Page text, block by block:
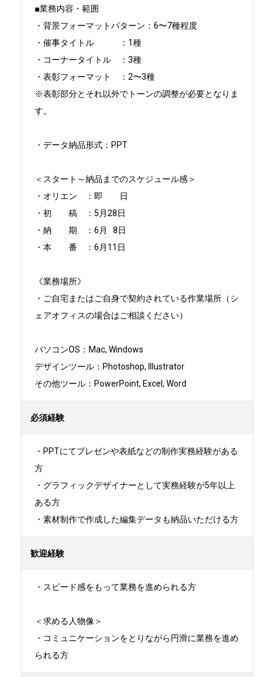
■業務内容・範囲
・背景フォーマットパターン：6〜7種程度
・催事タイトル　　　：1種
・コーナータイトル　：3種
・表彰フォーマット　：2〜3種
※表彰部分とそれ以外でトーンの調整が必要となりま
す。
・データ納品形式：PPT
＜スタート～納品までのスケジュール感＞
・オリエン　：即　　日
・初　　稿　：5月28日
・納　　期　：6月   8日
・本　　番　：6月11日
《業務場所》
・ご自宅またはご自身で契約されている作業場所（シ
ェアオフィスの場合はご相談ください）
パソコンOS：Mac, Windows
デザインツール：Photoshop, Illustrator
その他ツール：PowerPoint, Excel, Word
必須経験
・PPTにてプレゼンや表紙などの制作実務経験がある
方
・グラフィックデザイナーとして実務経験が5年以上
ある方
・素材制作で作成した編集データも納品いただける方
歓迎経験
・スピード感をもって業務を進められる方
＜求める人物像＞
・コミュニケーションをとりながら円滑に業務を進め
られる方